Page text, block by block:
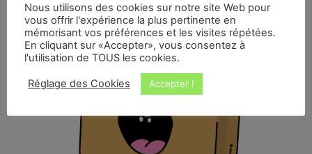
Nous utilisons des cookies sur notre site Web pour
vous offrir l'expérience la plus pertinente en
mémorisant vos préférences et les visites répétées.
En cliquant sur «Accepter», vous consentez à
l'utilisation de TOUS les cookies.
Réglage des Cookies Accepter !